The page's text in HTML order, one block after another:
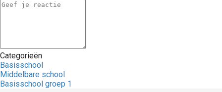
Categorieën
Basisschool
Middelbare school
Basisschool groep 1